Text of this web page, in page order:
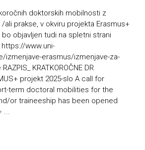
doktorskih mobilnosti z
ali prakse, v okviru projekta Erasmus+
bo objavljen tudi na spletni strani
https://www.uni-
izmenjave-erasmus/izmenjave-za-
KRATKOROČNE DR
projekt 2025-slo A call for
term doctoral mobilities for the
or traineeship has been opened
...